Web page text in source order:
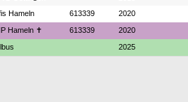
Hameln 613339 2020
Hameln ✝ 613339 2020
2025